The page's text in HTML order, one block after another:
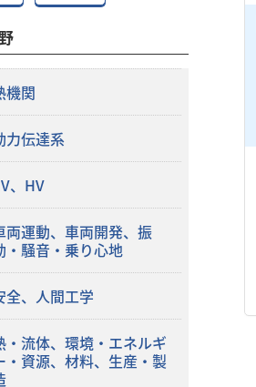
機関
力伝達系
、HV
両運動、車両開発、振
・騒音・乗り心地
全、人間工学
・流体、環境・エネルギ
・資源、材料、生産・製